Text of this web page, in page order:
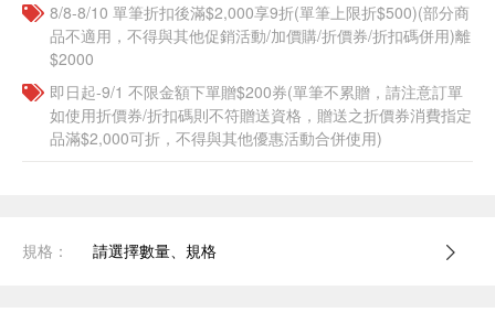
8/8-8/10 單筆折扣後滿$2,000享9折(單筆上限折$500)(部分商
品不適用，不得與其他促銷活動/加價購/折價券/折扣碼併用)離
$2000
即日起-9/1 不限金額下單贈$200券(單筆不累贈，請注意訂單
如使用折價券/折扣碼則不符贈送資格，贈送之折價券消費指定
品滿$2,000可折，不得與其他優惠活動合併使用)
規格： 請選擇數量、規格